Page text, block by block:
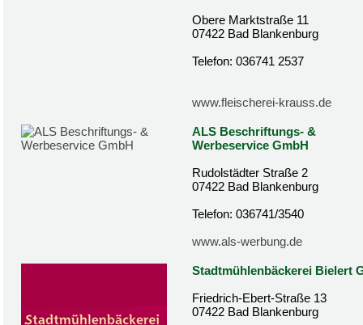
Obere Marktstraße 11
07422 Bad Blankenburg
Telefon: 036741 2537
www.fleischerei-krauss.de
ALS Beschriftungs- &
Werbeservice GmbH
Rudolstädter Straße 2
07422 Bad Blankenburg
Telefon: 036741/3540
www.als-werbung.de
Stadtmühlenbäckerei Bielert
Friedrich-Ebert-Straße 13
07422 Bad Blankenburg